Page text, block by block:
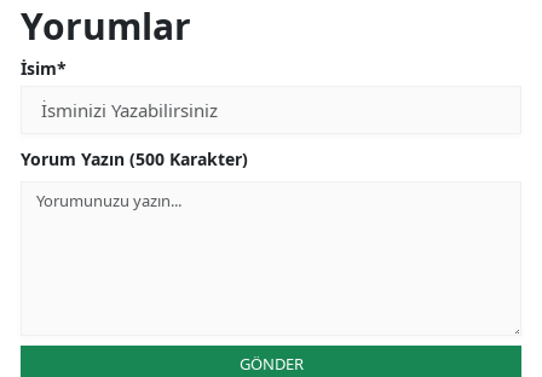
Yorumlar
İsim*
Yorum Yazın (500 Karakter)
GÖNDER